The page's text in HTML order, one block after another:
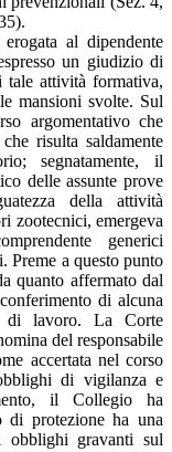
al dipendente
un giudizio di
tale attività formativa,
mansioni svolte. Sul
argomentativo che
risulta saldamente
segnatamente, il
delle assunte prove
della attività
zootecnici, emergeva
generici
Preme a questo punto
quanto affermato dal
di alcuna
di lavoro. La Corte
del responsabile
accertata nel corso
di vigilanza e
il Collegio ha
di protezione ha una
gravanti sul